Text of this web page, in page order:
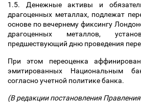
1.5. Денежные активы и
драгоценных металлах, подлежат
основе по вечернему фиксингу
драгоценных металлов,
предшествующий дню проведения
При этом переоценка
эмитированных Национальным
согласно учетной политике банка.
(В редакции постановления